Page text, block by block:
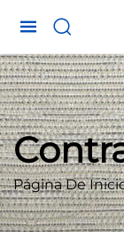
Página De